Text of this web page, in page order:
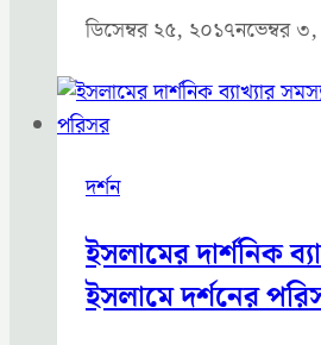
ডিসেম্বর ২৫, ২০১৭নভেম্বর
দর্শন
ইসলামের দার্শনিক
ইসলামে দর্শনের